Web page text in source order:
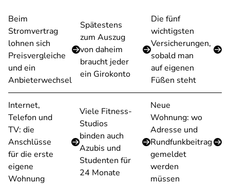
Beim
Stromvertrag
lohnen sich
Preisvergleiche
und ein
Anbieterwechsel
Spätestens
zum Auszug
von daheim
braucht jeder
ein Girokonto
Die fünf
wichtigsten
Versicherungen,
sobald man
auf eigenen
Füßen steht
Internet,
Telefon und
TV: die
Anschlüsse
für die erste
eigene
Wohnung
Viele Fitness-
Studios
binden auch
Azubis und
Studenten für
24 Monate
Neue
Wohnung: wo
Adresse und
Rundfunkbeitrag
gemeldet
werden
müssen